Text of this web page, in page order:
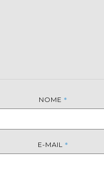
NOME *
E-MAIL *